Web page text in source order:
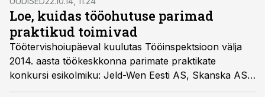
Loe, kuidas tööohutuse parimad
praktikud toimivad
Töötervishoiupäeval kuulutas Tööinspektsioon välja
2014. aasta töökeskkonna parimate praktikate
konkursi esikolmiku: Jeld-Wen Eesti AS, Skanska AS
ja Toode AS. Lisaks leidis äramärkimist teleseriaal